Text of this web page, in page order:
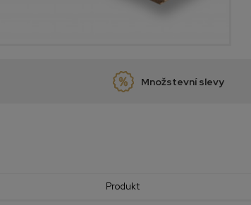
Množstevní slevy
Produkt